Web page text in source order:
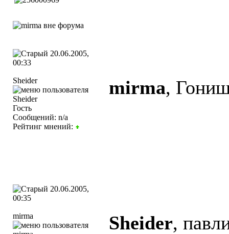
20.06.2005,
00:33
Sheider
Гость
Сообщений: n/a
Рейтинг мнений:
mirma,
20.06.2005,
00:35
mirma Sheider,